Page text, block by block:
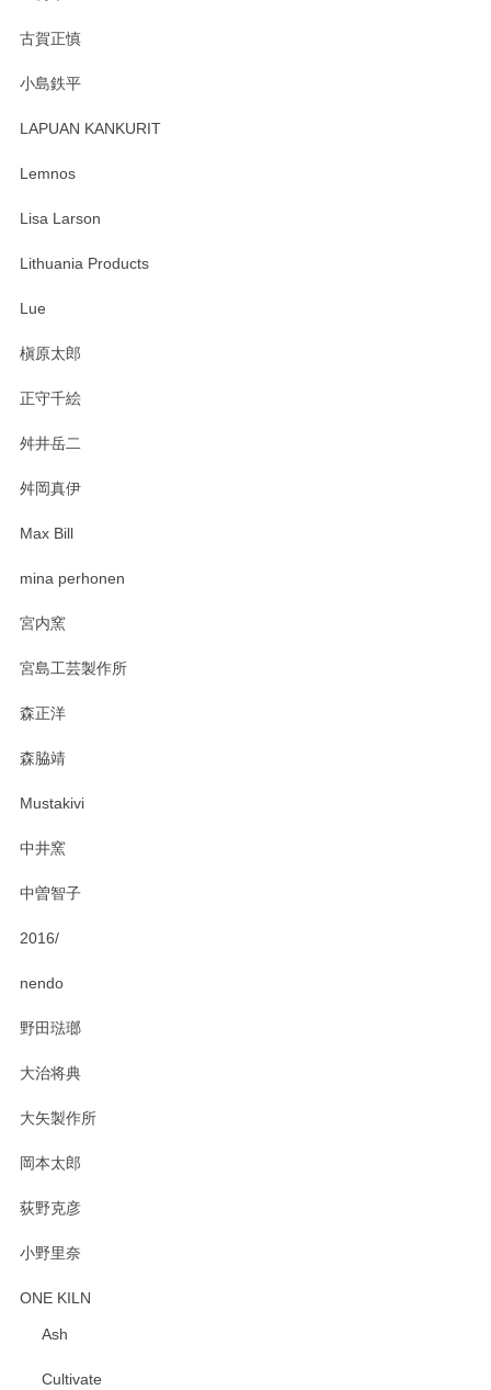
レビューが遅くなり申し訳ありません、 無事届いておりま
ありがとうございます。 メッセージもありがとうございまし
プと花器のレビューもありがとうございます。
ステキなカレー皿早速使わせていただきました。 色々お手数
この度はペンシルオンラインショップをご利用
古賀正慎
小島鉄平
LAPUAN KANKURIT
Lemnos
Lisa Larson
Lithuania Products
Lue
槇原太郎
正守千絵
舛井岳二
舛岡真伊
Max Bill
mina perhonen
宮内窯
宮島工芸製作所
森正洋
森脇靖
Mustakivi
中井窯
中曽智子
2016/
nendo
野田琺瑯
大治将典
大矢製作所
岡本太郎
荻野克彦
小野里奈
ONE KILN
Ash
Cultivate